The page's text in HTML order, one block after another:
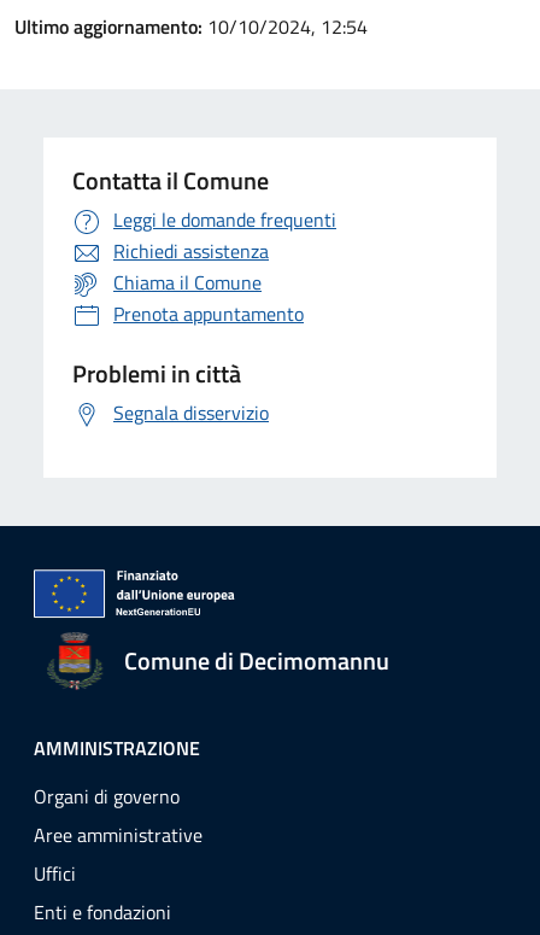
Ultimo aggiornamento: 10/10/2024, 12:54
Contatta il Comune
Leggi le domande frequenti
Richiedi assistenza
Chiama il Comune
Prenota appuntamento
Problemi in città
Segnala disservizio
Comune di Decimomannu
AMMINISTRAZIONE
Organi di governo
Aree amministrative
Uffici
Enti e fondazioni